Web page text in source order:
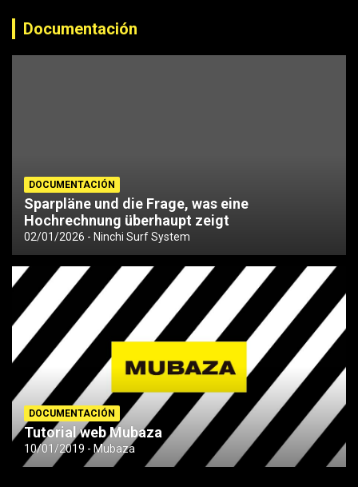
Documentación
DOCUMENTACIÓN
Sparpläne und die Frage, was eine
Hochrechnung überhaupt zeigt
02/01/2026 Ninchi Surf System
DOCUMENTACIÓN
Tutorial web Mubaza
10/01/2019 Mubaza